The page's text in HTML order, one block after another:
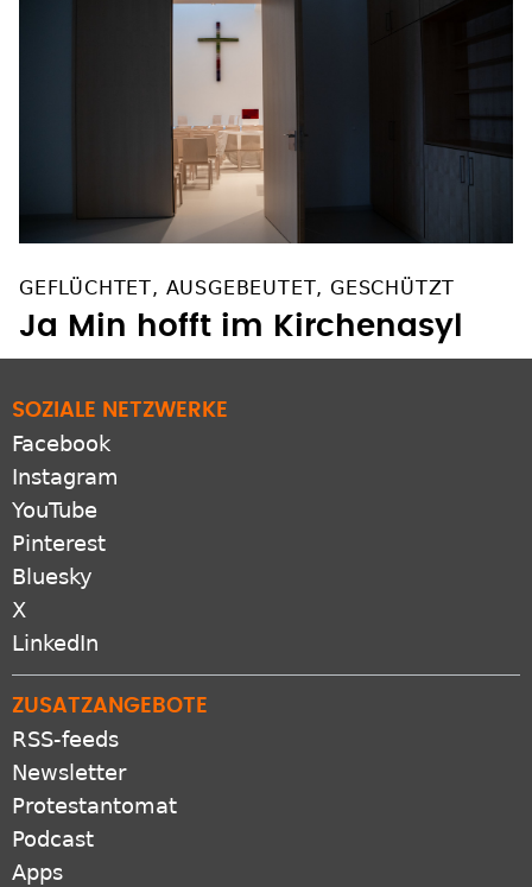
GEFLÜCHTET, AUSGEBEUTET, GESCHÜTZT
Ja Min hofft im Kirchenasyl
SOZIALE NETZWERKE
Facebook
Instagram
YouTube
Pinterest
Bluesky
X
LinkedIn
ZUSATZANGEBOTE
RSS-feeds
Newsletter
Protestantomat
Podcast
Apps